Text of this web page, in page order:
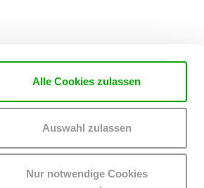
Alle Cookies zulassen
Auswahl zulassen
Nur notwendige Cookies